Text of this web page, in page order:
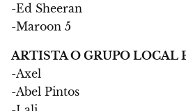
-Ed Sheeran
-Maroon 5
ARTISTA O GRUPO LOCAL
-Axel
-Abel Pintos